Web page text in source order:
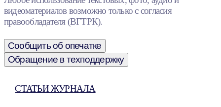
видеоматериалов возможно только с согласия
правообладателя (ВГТРК).
Сообщить об опечатке
Обращение в техподдержку
СТАТЬИ ЖУРНАЛА